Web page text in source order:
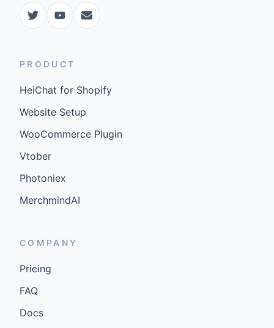
PRODUCT
HeiChat for Shopify
Website Setup
WooCommerce Plugin
Vtober
Photoniex
MerchmindAI
COMPANY
Pricing
FAQ
Docs